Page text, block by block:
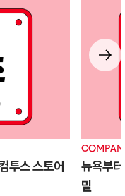
투스 스토어
뉴욕부
밀